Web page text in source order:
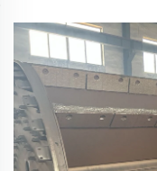
chuyền rung trong
thể thải liên tục và